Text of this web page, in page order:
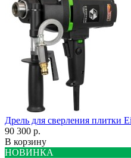
Дрель для сверления плитки
90 300 р.
В корзину
НОВИНКА